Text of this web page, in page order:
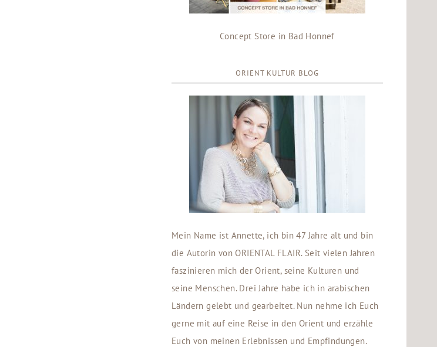
Concept Store in Bad Honnef
ORIENT KULTUR BLOG
Mein Name ist Annette, ich bin 47 Jahre alt und bin
die Autorin von ORIENTAL FLAIR. Seit vielen Jahren
faszinieren mich der Orient, seine Kulturen und
seine Menschen. Drei Jahre habe ich in arabischen
Ländern gelebt und gearbeitet. Nun nehme ich Euch
gerne mit auf eine Reise in den Orient und erzähle
Euch von meinen Erlebnissen und Empfindungen.